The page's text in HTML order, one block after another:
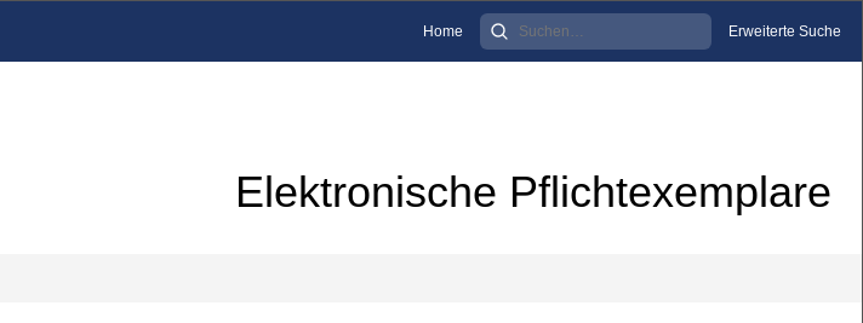
Home Erweiterte Suche
Elektronische Pflichtexemplare